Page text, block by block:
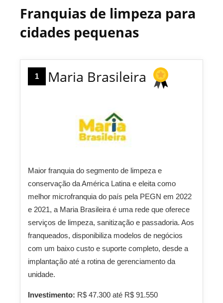
Franquias de limpeza para
cidades pequenas
1 Maria Brasileira
Maior franquia do segmento de limpeza e
conservação da América Latina e eleita como
melhor microfranquia do país pela PEGN em 2022
e 2021, a Maria Brasileira é uma rede que oferece
serviços de limpeza, sanitização e passadoria. Aos
franqueados, disponibiliza modelos de negócios
com um baixo custo e suporte completo, desde a
implantação até a rotina de gerenciamento da
unidade.
Investimento: R$ 47.300 até R$ 91.550